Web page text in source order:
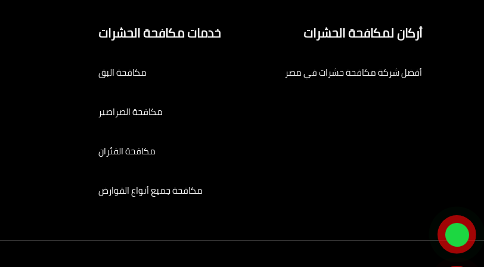
أركان لمكافحة الحشرات
أفضل شركة مكافحة حشرات في مصر
خدمات مكافحة الحشرات
مكافحة البق
مكافحة الصراصير
مكافحة الفئران
مكافحة جميع أنواع القوارض